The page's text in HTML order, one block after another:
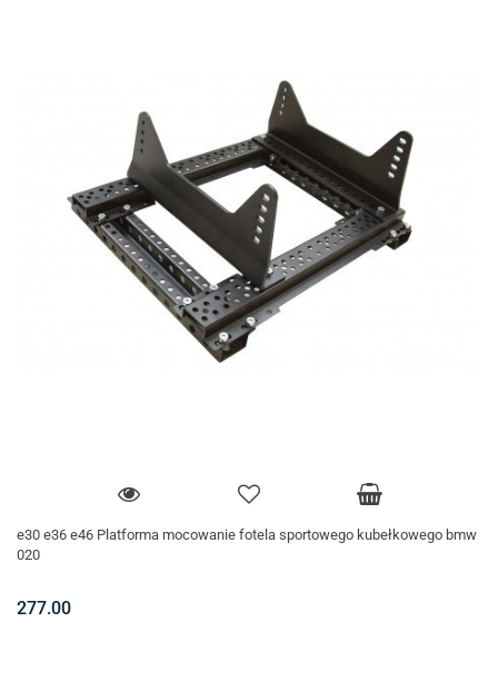
e30 e36 e46 Platforma mocowanie fotela sportowego kubełkowego bmw
020
277.00